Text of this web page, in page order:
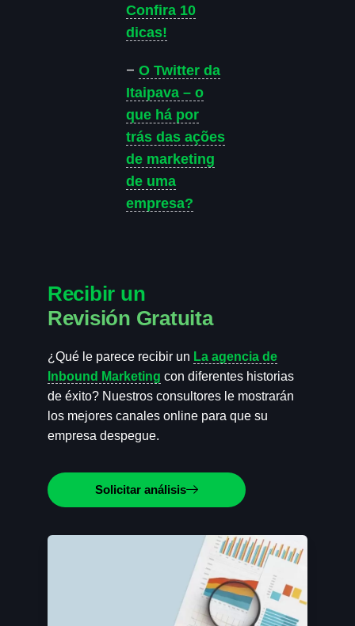
Confira 10
dicas!
–O Twitter da
Itaipava – o
que há por
trás das ações
de marketing
de uma
empresa?
Recibir un
Revisión Gratuita
¿Qué le parece recibir un La agencia de
Inbound Marketing con diferentes historias
de éxito? Nuestros consultores le mostrarán
los mejores canales online para que su
empresa despegue.
Solicitar análisis